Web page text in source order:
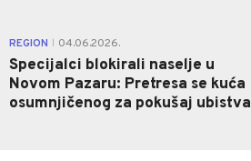
REGION 04.06.2026.
Specijalci blokirali naselje u
Novom Pazaru: Pretresa se kuća
osumnjičenog za pokušaj ubistva